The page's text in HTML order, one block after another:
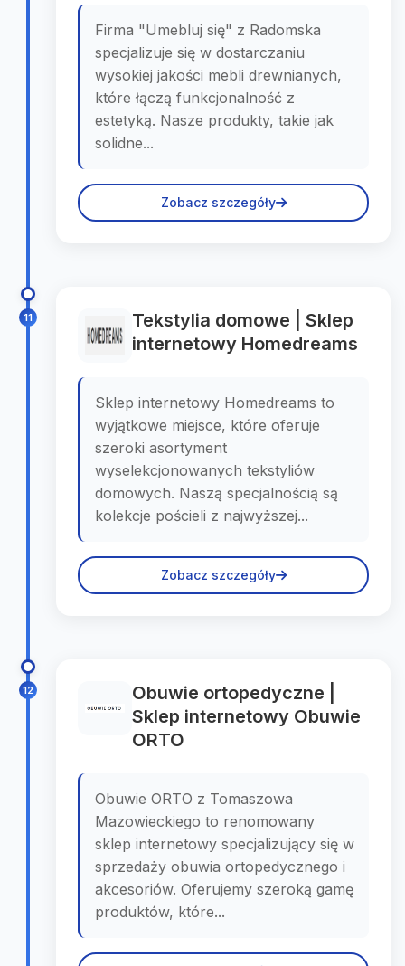
Firma "Umebluj się" z Radomska
specjalizuje się w dostarczaniu
wysokiej jakości mebli drewnianych,
które łączą funkcjonalność z
estetyką. Nasze produkty, takie jak
solidne...
Zobacz szczegóły
11
Tekstylia domowe | Sklep
internetowy Homedreams
Sklep internetowy Homedreams to
wyjątkowe miejsce, które oferuje
szeroki asortyment
wyselekcjonowanych tekstyliów
domowych. Naszą specjalnością są
kolekcje pościeli z najwyższej...
Zobacz szczegóły
12
Obuwie ortopedyczne |
Sklep internetowy Obuwie
ORTO
Obuwie ORTO z Tomaszowa
Mazowieckiego to renomowany
sklep internetowy specjalizujący się w
sprzedaży obuwia ortopedycznego i
akcesoriów. Oferujemy szeroką gamę
produktów, które...